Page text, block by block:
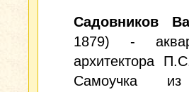
Садовников
1879) -
архитектора
Самоучка из